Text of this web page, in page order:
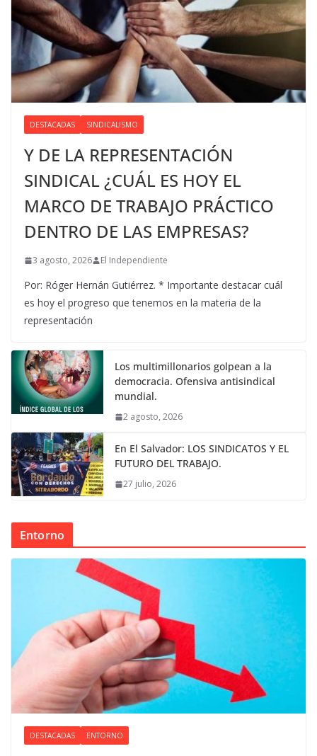
DESTACADAS SINDICALISMO
Y DE LA REPRESENTACIÓN
SINDICAL ¿CUÁL ES HOY EL
MARCO DE TRABAJO PRÁCTICO
DENTRO DE LAS EMPRESAS?
3 agosto, 2026 El Independiente
Por: Róger Hernán Gutiérrez. * Importante destacar cuál
es hoy el progreso que tenemos en la materia de la
representación
Los multimillonarios golpean a la
democracia. Ofensiva antisindical
mundial.
2 agosto, 2026
En El Salvador: LOS SINDICATOS Y EL
FUTURO DEL TRABAJO.
27 julio, 2026
Entorno
DESTACADAS ENTORNO